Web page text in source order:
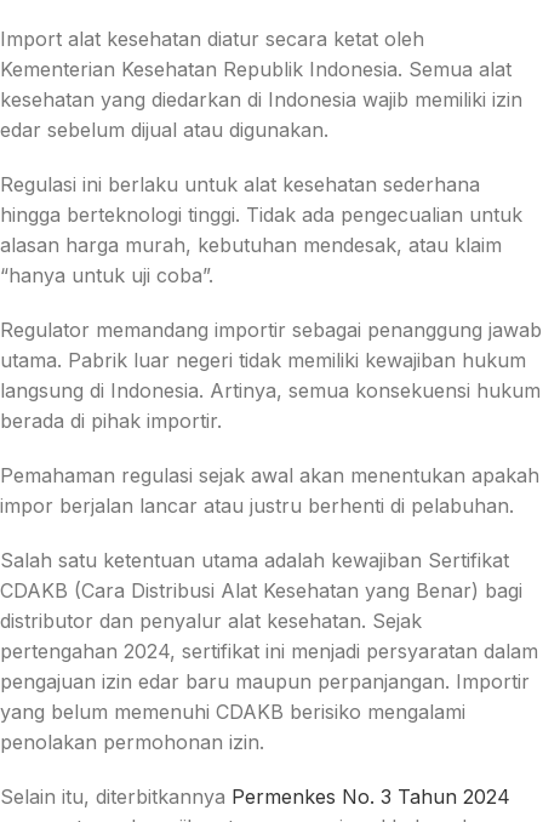
Import alat kesehatan diatur secara ketat oleh
Kementerian Kesehatan Republik Indonesia. Semua alat
kesehatan yang diedarkan di Indonesia wajib memiliki izin
edar sebelum dijual atau digunakan.
Regulasi ini berlaku untuk alat kesehatan sederhana
hingga berteknologi tinggi. Tidak ada pengecualian untuk
alasan harga murah, kebutuhan mendesak, atau klaim
“hanya untuk uji coba”.
Regulator memandang importir sebagai penanggung jawab
utama. Pabrik luar negeri tidak memiliki kewajiban hukum
langsung di Indonesia. Artinya, semua konsekuensi hukum
berada di pihak importir.
Pemahaman regulasi sejak awal akan menentukan apakah
impor berjalan lancar atau justru berhenti di pelabuhan.
Salah satu ketentuan utama adalah kewajiban Sertifikat
CDAKB (Cara Distribusi Alat Kesehatan yang Benar) bagi
distributor dan penyalur alat kesehatan. Sejak
pertengahan 2024, sertifikat ini menjadi persyaratan dalam
pengajuan izin edar baru maupun perpanjangan. Importir
yang belum memenuhi CDAKB berisiko mengalami
penolakan permohonan izin.
Selain itu, diterbitkannya Permenkes No. 3 Tahun 2024